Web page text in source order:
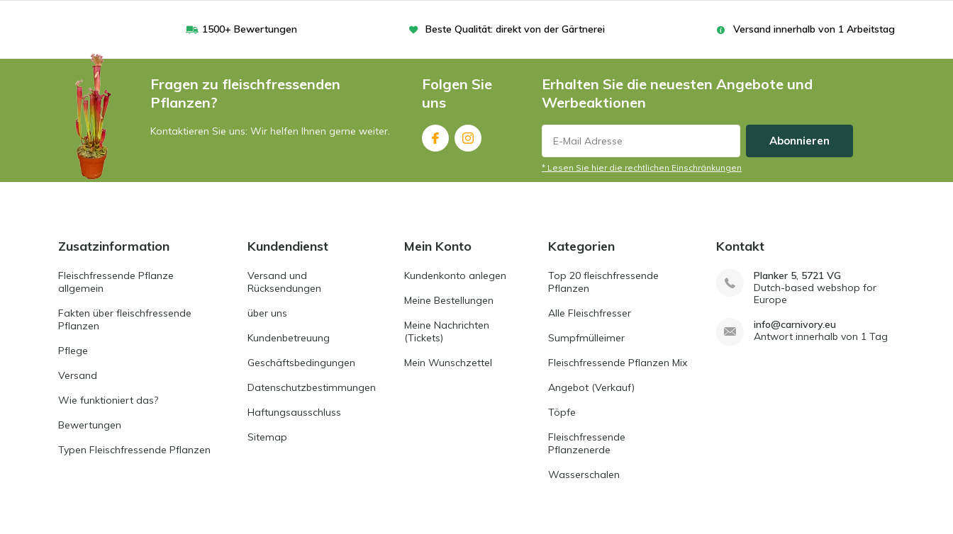
1500+ Bewertungen Beste Qualität: direkt von der Gärtnerei Versand innerhalb von 1 Arbeitstag
Fragen zu fleischfressenden
Pflanzen?
Kontaktieren Sie uns: Wir helfen Ihnen gerne weiter.
Folgen Sie
uns
Erhalten Sie die neuesten Angebote und
Werbeaktionen
Abonnieren
* Lesen Sie hier die rechtlichen Einschränkungen
Zusatzinformation
Fleischfressende Pflanze
allgemein
Fakten über fleischfressende
Pflanzen
Pflege
Versand
Wie funktioniert das?
Bewertungen
Typen Fleischfressende Pflanzen
Kundendienst
Versand und
Rücksendungen
über uns
Kundenbetreuung
Geschäftsbedingungen
Datenschutzbestimmungen
Haftungsausschluss
Sitemap
Mein Konto
Kundenkonto anlegen
Meine Bestellungen
Meine Nachrichten
(Tickets)
Mein Wunschzettel
Kategorien
Top 20 fleischfressende
Pflanzen
Alle Fleischfresser
Sumpfmülleimer
Fleischfressende Pflanzen Mix
Angebot (Verkauf)
Töpfe
Fleischfressende
Pflanzenerde
Wasserschalen
Kontakt
Planker 5, 5721 VG
Dutch-based webshop for
Europe
info@carnivory.eu
Antwort innerhalb von 1 Tag